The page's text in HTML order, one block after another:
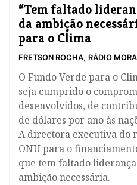
​“Tem faltado
da ambição
para o Clima
FRETSON ROCHA, RÁDIO
O Fundo Verde para o
seja cumprido o
desenvolvidos, de
de dólares por ano às
A directora executiva do
ONU para o
que tem faltado
ambição necessária.